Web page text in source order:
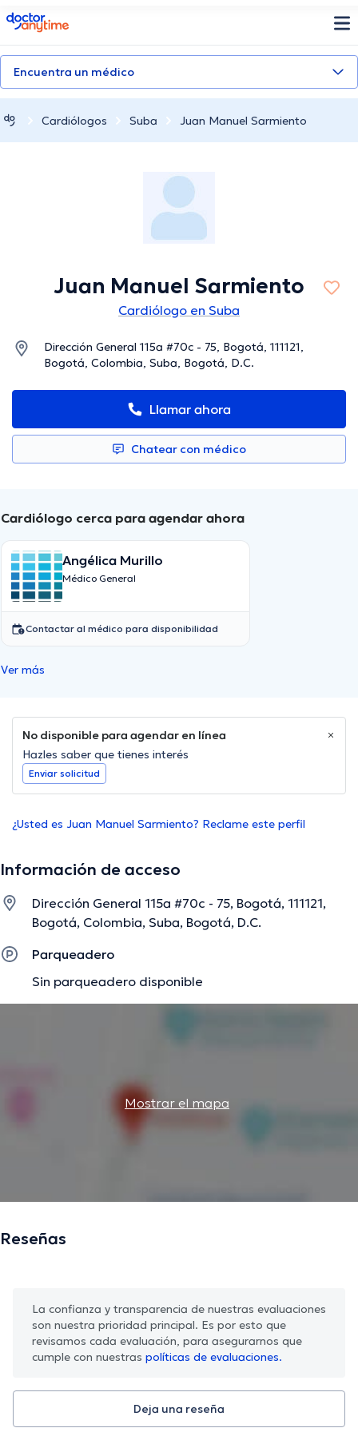
doctoranytime
Encuentra un médico
Cardiólogos Suba Juan Manuel Sarmiento
Juan Manuel Sarmiento
Cardiólogo en Suba
Dirección General 115a #70c - 75, Bogotá, 111121,
Bogotá, Colombia, Suba, Bogotá, D.C.
Llamar ahora
Chatear con médico
Cardiólogo cerca para agendar ahora
Angélica Murillo
Médico General
Contactar al médico para disponibilidad
Ver más
No disponible para agendar en línea
Hazles saber que tienes interés
Enviar solicitud
¿Usted es Juan Manuel Sarmiento? Reclame este perfil
Información de acceso
Dirección General 115a #70c - 75, Bogotá, 111121,
Bogotá, Colombia, Suba, Bogotá, D.C.
Parqueadero
Sin parqueadero disponible
Mostrar el mapa
Reseñas
La confianza y transparencia de nuestras evaluaciones
son nuestra prioridad principal. Es por esto que
revisamos cada evaluación, para asegurarnos que
cumple con nuestras políticas de evaluaciones.
Deja una reseña